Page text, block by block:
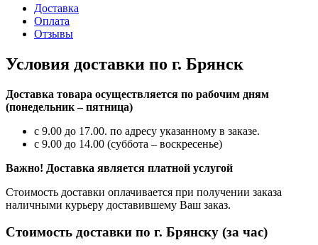
Доставка
Оплата
Отзывы
Условия доставки по г. Брянск
Доставка товара осуществляется по рабочим дням
(понедельник – пятница)
с 9.00 до 17.00. по адресу указанному в заказе.
с 9.00 до 14.00 (суббота – воскресенье)
Важно! Доставка является платной услугой
Стоимость доставки оплачивается при получении заказа
наличными курьеру доставившему Ваш заказ.
Стоимость доставки по г. Брянску (за час)